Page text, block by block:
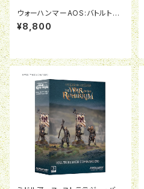
ウォーハンマーAOS:バトルトー
ム：シティ・オヴ・シグマー（日本
語版）
¥8,800